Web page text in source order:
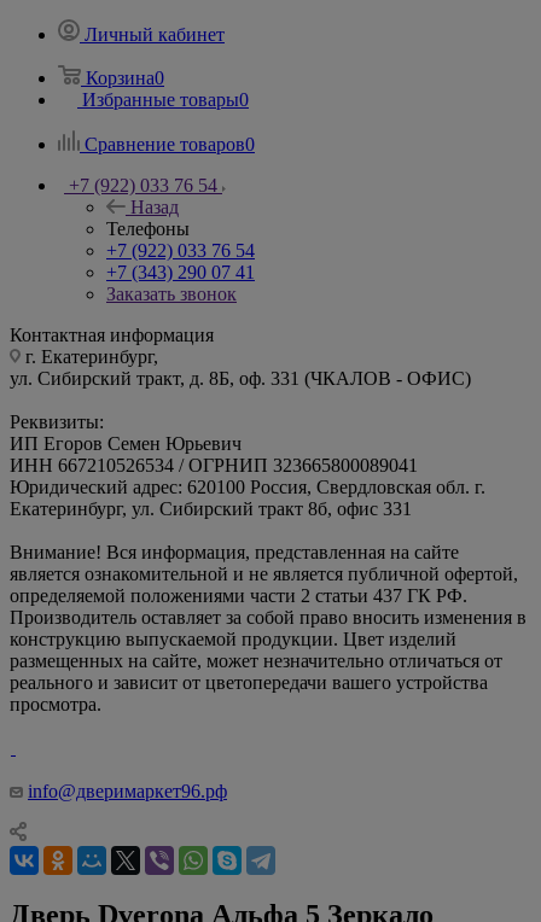
Личный кабинет
Корзина0
Избранные товары0
Сравнение товаров0
+7 (922) 033 76 54
Назад
Телефоны
+7 (922) 033 76 54
+7 (343) 290 07 41
Заказать звонок
Контактная информация
г. Екатеринбург,
ул. Сибирский тракт, д. 8Б, оф. 331 (ЧКАЛОВ - ОФИС)
Реквизиты:
ИП Егоров Семен Юрьевич
ИНН 667210526534 / ОГРНИП 323665800089041
Юридический адрес: 620100 Россия, Свердловская обл. г.
Екатеринбург, ул. Сибирский тракт 8б, офис 331
Внимание! Вся информация, представленная на сайте
является ознакомительной и не является публичной офертой,
определяемой положениями части 2 статьи 437 ГК РФ.
Производитель оставляет за собой право вносить изменения в
конструкцию выпускаемой продукции. Цвет изделий
размещенных на сайте, может незначительно отличаться от
реального и зависит от цветопередачи вашего устройства
просмотра.
info@дверимаркет96.рф
Дверь Dverona Альфа 5 Зеркало